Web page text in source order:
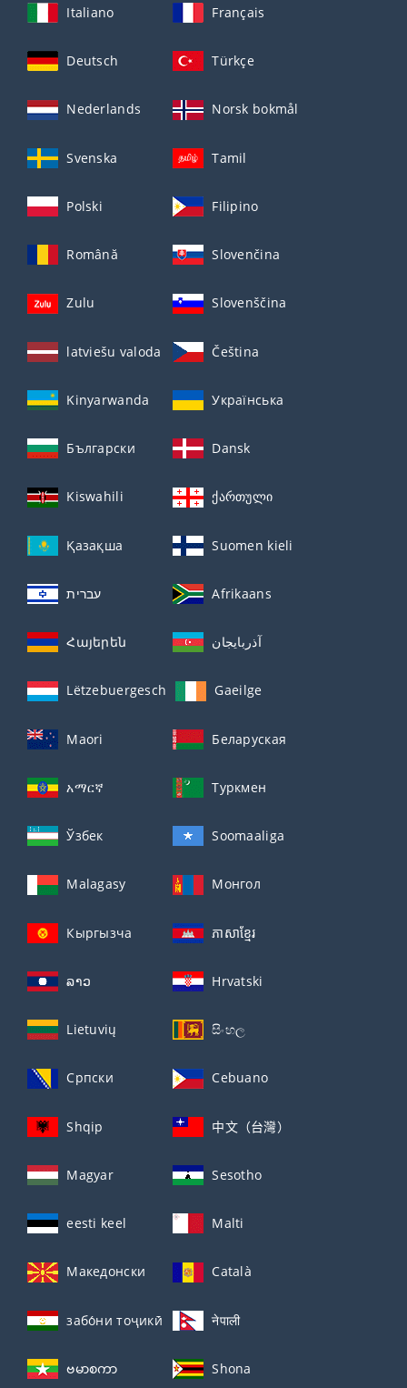
Italiano Français
Deutsch Türkçe
Nederlands Norsk bokmål
Svenska Tamil
Polski Filipino
Română Slovenčina
Zulu Slovenščina
latviešu valoda Čeština
Kinyarwanda Українська
Български Dansk
Kiswahili ქართული
Қазақша Suomen kieli
עברית Afrikaans
Հայերեն آذربايجان
Lëtzebuergesch Gaeilge
Maori Беларуская
አማርኛ Туркмен
Ўзбек Soomaaliga
Malagasy Монгол
Кыргызча ភាសាខ្មែរ
ລາວ Hrvatski
Lietuvių සිංහල
Српски Cebuano
Shqip 中文（台灣）
Magyar Sesotho
eesti keel Malti
Македонски Català
забо́ни тоҷикӣ́ नेपाली
ဗမာစကာ Shona